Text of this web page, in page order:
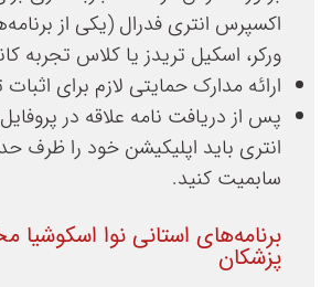
اکسپرس انتری فدرال (یکی از
ورکر، اسکیل تریدز یا کلاس تجربه
ارائه مدارک حمایتی لازم برای
پس از دریافت نامه علاقه در
سابمیت کنید.
برنامه‌های استانی نوا
پزشکان